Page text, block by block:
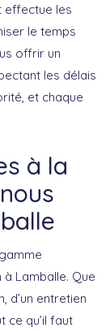
effectue les
le temps
offrir un
les délais
et chaque
à la
Lamballe. Que
d’un entretien
ce qu’il faut